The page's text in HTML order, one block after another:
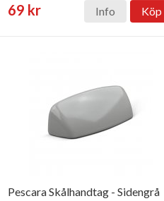
69 kr Info Köp
Pescara Skålhandtag - Sidengrå